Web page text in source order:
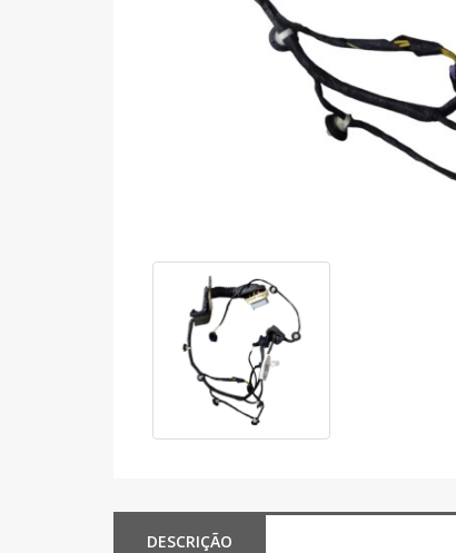
DESCRIÇÃO